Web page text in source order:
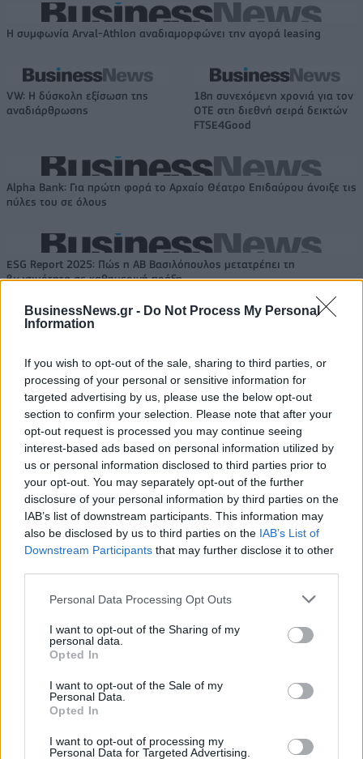
BusinessNews.gr - Do Not Process My Personal
Information
If you wish to opt-out of the sale, sharing to third parties, or
processing of your personal or sensitive information for
targeted advertising by us, please use the below opt-out
section to confirm your selection. Please note that after your
opt-out request is processed you may continue seeing
interest-based ads based on personal information utilized by
us or personal information disclosed to third parties prior to
your opt-out. You may separately opt-out of the further
disclosure of your personal information by third parties on the
IAB’s list of downstream participants. This information may
also be disclosed by us to third parties on the IAB’s List of
Downstream Participants that may further disclose it to other
Personal Data Processing Opt Outs
I want to opt-out of the Sharing of my
personal data.
Opted In
I want to opt-out of the Sale of my
Personal Data.
Opted In
I want to opt-out of processing my
Personal Data for Targeted Advertising.
Η συμφωνία Arval-Athlon αναδιαμορφώνει την αγορά leasing
VW: Η δύσκολη εξίσωση της
αναδιάρθρωσης
18η συνεχόμενη χρονιά για τον
ΟΤΕ στη διεθνή σειρά δεικτών
FTSE4Good
Alpha Bank: Για πρώτη φορά το Αρχαίο Θέατρο Επιδαύρου άνοιξε τις
πύλες του σε όλους
ESG Report 2025: Πώς η ΑΒ Βασιλόπουλος μετατρέπει τη
βιωσιμότητα σε καθημερινή πράξη
ΠΕΡΙΣΣΌΤΕΡΑ ΣΕ ΑΥΤΉ ΤΗΝ ΚΑΤΗΓΟΡΊΑ
Intralot: Εγκαινιάστηκε η
44η λοταρία των ΗΠΑ
01/09/2014 - 03:00
Συνεργασία της Soft1 με
τη Γ.ΣΑΜΑΡΑΣ ΑΒΕΕ
01/09/2014 - 03:00
ΡΟΗ ΕΙΔΗΣΕΩΝ